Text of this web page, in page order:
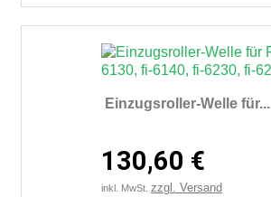
Einzugsroller-Welle für...
130,60 €
inkl. MwSt. zzgl. Versand